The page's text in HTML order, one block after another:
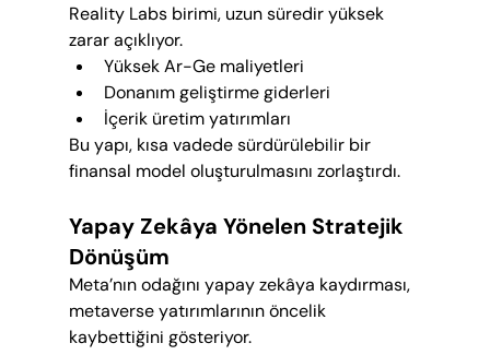
Reality Labs birimi, uzun süredir yüksek
zarar açıklıyor.
Yüksek Ar-Ge maliyetleri
Donanım geliştirme giderleri
İçerik üretim yatırımları
Bu yapı, kısa vadede sürdürülebilir bir
finansal model oluşturulmasını zorlaştırdı.
Yapay Zekâya Yönelen Stratejik
Dönüşüm
Meta’nın odağını yapay zekâya kaydırması,
metaverse yatırımlarının öncelik
kaybettiğini gösteriyor.